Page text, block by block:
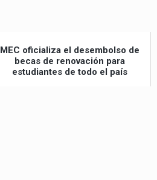
MEC oficializa el desembolso de
becas de renovación para
estudiantes de todo el país